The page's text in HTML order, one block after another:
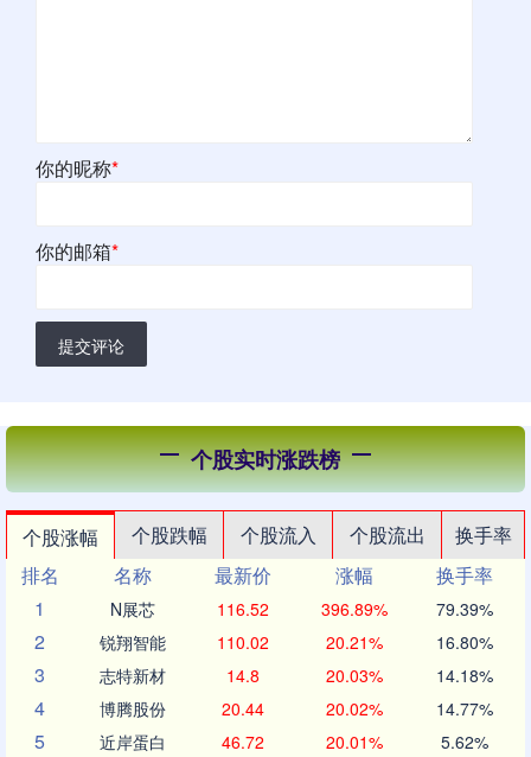
你的昵称*
你的邮箱*
提交评论
个股实时涨跌榜
个股涨幅 个股跌幅 个股流入 个股流出
换手率
排名
名称 最新价 涨幅
换手率
1
N展芯 116.52 396.89% 79.39%
2 锐翔智能 110.02 20.21% 16.80%
3 志特新材 14.8 20.03% 14.18%
4 博腾股份 20.44 20.02% 14.77%
5 近岸蛋白 46.72 20.01% 5.62%